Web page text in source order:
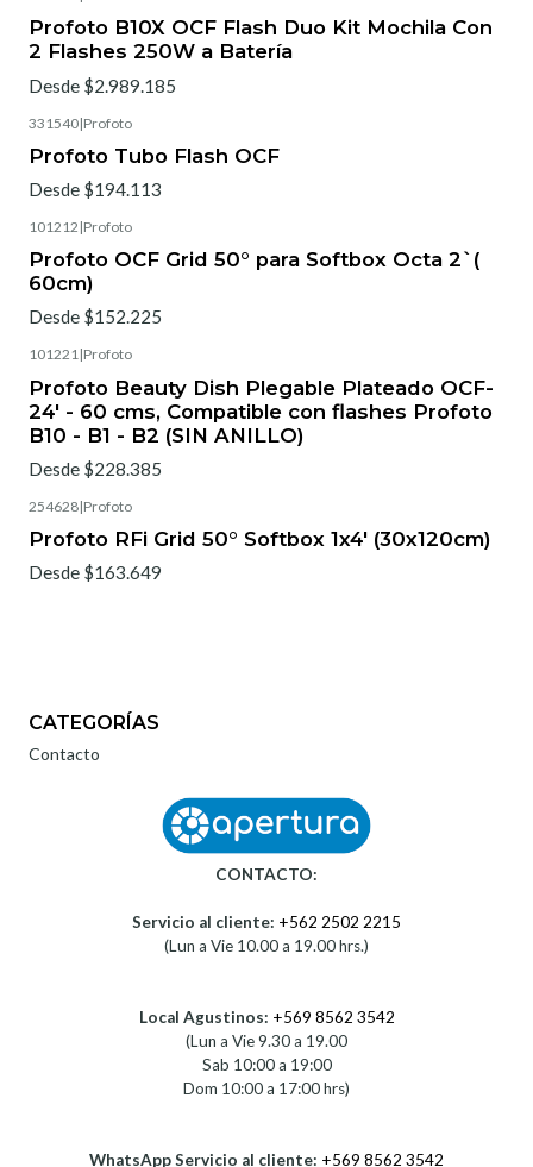
Profoto B10X OCF Flash Duo Kit Mochila Con
2 Flashes 250W a Batería
Desde $2.989.185
331540|Profoto
Profoto Tubo Flash OCF
Desde $194.113
101212 |Profoto
Profoto OCF Grid 50° para Softbox Octa 2`(
60cm)
Desde $152.225
101221|Profoto
Profoto Beauty Dish Plegable Plateado OCF-
24' - 60 cms, Compatible con flashes Profoto
B10 - B1 - B2 (SIN ANILLO)
Desde $228.385
254628|Profoto
Profoto RFi Grid 50° Softbox 1x4' (30x120cm)
Desde $163.649
CATEGORÍAS
Contacto
CONTACTO:
Servicio al cliente: +562 2502 2215
(Lun a Vie 10.00 a 19.00 hrs.)
Local Agustinos: +569 8562 3542
(Lun a Vie 9.30 a 19.00
Sab 10:00 a 19:00
Dom 10:00 a 17:00 hrs)
WhatsApp Servicio al cliente: +569 8562 3542